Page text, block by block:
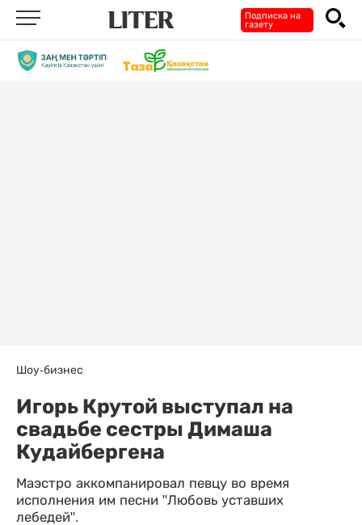
Подписка на
газету
Шоу-бизнес
Игорь Крутой выступал на
свадьбе сестры Димаша
Кудайбергена
Маэстро аккомпанировал певцу во время
исполнения им песни "Любовь уставших
лебедей".